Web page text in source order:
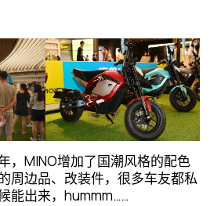
，MINO增加了国潮风格的配色
周边品、改装件，很多车友都私
能出来，hummm……